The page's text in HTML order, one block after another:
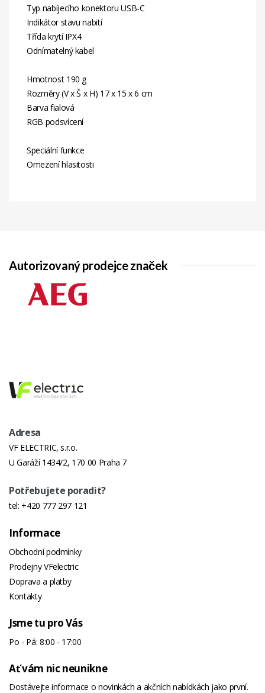
Typ nabíjecího konektoru USB-C
Indikátor stavu nabití
Třída krytí IPX4
Odnímatelný kabel
Hmotnost 190 g
Rozměry (V x Š x H) 17 x 15 x 6 cm
Barva fialová
RGB podsvícení
Speciální funkce
Omezení hlasitosti
Autorizovaný prodejce značek
Adresa
VF ELECTRIC, s.r.o.
U Garáží 1434/2, 170 00 Praha 7
Potřebujete poradit?
tel: +420 777 297 121
Informace
Obchodní podmínky
Prodejny VFelectric
Doprava a platby
Kontakty
Jsme tu pro Vás
Po - Pá: 8:00 - 17:00
Ať vám nic neunikne
Dostávejte informace o novinkách a akčních nabídkách jako první.